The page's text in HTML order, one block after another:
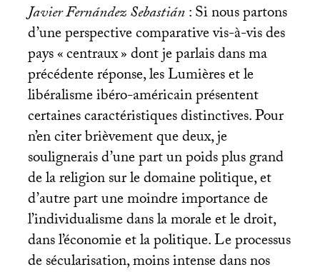
Javier Fernández Sebastián: Si nous partons
d’une perspective comparative vis-à-vis des
pays «centraux» dont je parlais dans ma
précédente réponse, les Lumières et le
libéralisme ibéro-américain présentent
certaines caractéristiques distinctives. Pour
n’en citer brièvement que deux, je
soulignerais d’une part un poids plus grand
de la religion sur le domaine politique, et
d’autre part une moindre importance de
l’individualisme dans la morale et le droit,
dans l’économie et la politique. Le processus
de sécularisation, moins intense dans nos